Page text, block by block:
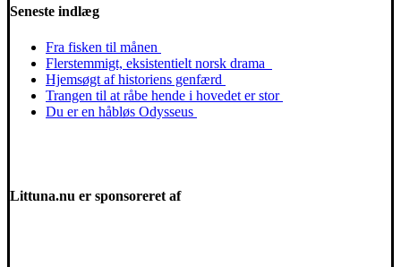
Seneste indlæg
Fra fisken til månen
Flerstemmigt, eksistentielt norsk drama
Hjemsøgt af historiens genfærd
Trangen til at råbe hende i hovedet er stor
Du er en håbløs Odysseus
Littuna.nu er sponsoreret af